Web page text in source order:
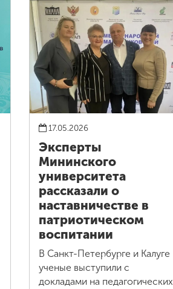
17.05.2026
Эксперты
Мининского
университета
рассказали о
наставничестве в
патриотическом
воспитании
В Санкт-Петербурге и Калуге
ученые выступили с
докладами на педагогических